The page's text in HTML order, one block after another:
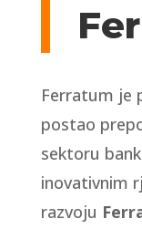
Ferratum je
postao
sektoru
inovativnim
razvoju